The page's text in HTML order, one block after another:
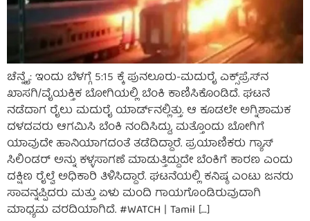
ಚೆನ್ನೈ: ಇಂದು ಬೆಳಗ್ಗೆ 5:15 ಕ್ಕೆ ಪುನಲೂರು-ಮದುರೈ ಎಕ್ಸ್‌ಪ್ರೆಸ್‌ನ
ಖಾಸಗಿ/ವೈಯಕ್ತಿಕ ಬೋಗಿಯಲ್ಲಿ ಬೆಂಕಿ ಕಾಣಿಸಿಕೊಂಡಿದೆ. ಘಟನೆ
ನಡೆದಾಗ ರೈಲು ಮದುರೈ ಯಾರ್ಡ್‌ನಲ್ಲಿತ್ತು. ಆ ಕೂಡಲೇ ಅಗ್ನಿಶಾಮಕ
ದಳದವರು ಆಗಮಿಸಿ ಬೆಂಕಿ ನಂದಿಸಿದ್ದು, ಮತ್ತೊಂದು ಬೋಗಿಗೆ
ಯಾವುದೇ ಹಾನಿಯಾಗದಂತೆ ತಡೆದಿದ್ದಾರೆ. ಪ್ರಯಾಣಿಕರು ಗ್ಯಾಸ್
ಸಿಲಿಂಡರ್ ಅನ್ನು ಕಳ್ಳಸಾಗಣೆ ಮಾಡುತ್ತಿದ್ದುದೇ ಬೆಂಕಿಗೆ ಕಾರಣ ಎಂದು
ದಕ್ಷಿಣ ರೈಲ್ವೆ ಅಧಿಕಾರಿ ತಿಳಿಸಿದ್ದಾರೆ. ಘಟನೆಯಲ್ಲಿ ಕನಿಷ್ಠ ಎಂಟು ಜನರು
ಸಾವನ್ನಪ್ಪಿದರು ಮತ್ತು ಏಳು ಮಂದಿ ಗಾಯಗೊಂಡಿರುವುದಾಗಿ
ಮಾಧ್ಯಮ ವರದಿಯಾಗಿದೆ. #WATCH | Tamil […]